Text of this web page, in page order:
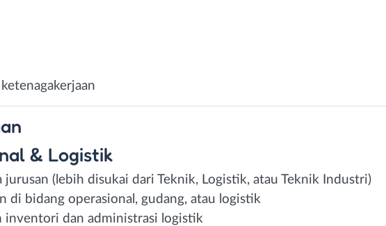
& Logistik
jurusan (lebih disukai dari Teknik, Logistik, atau Teknik Industri)
di bidang operasional, gudang, atau logistik
inventori dan administrasi logistik